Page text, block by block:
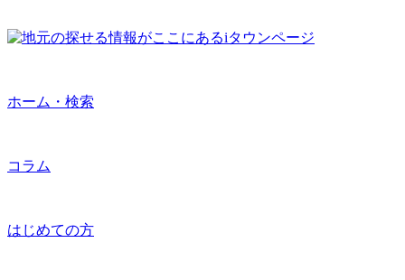
ホーム・検索
コラム
はじめての方